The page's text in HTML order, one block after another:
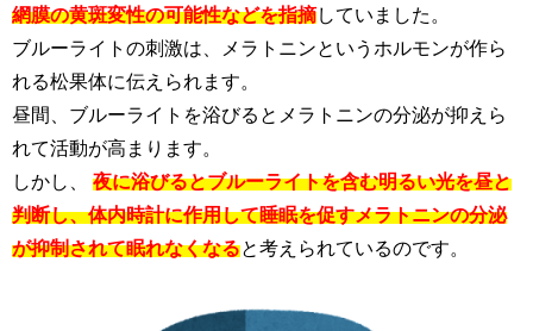
網膜の黄斑変性の可能性などを指摘していました。
ブルーライトの刺激は、メラトニンというホルモンが作ら
れる松果体に伝えられます。
昼間、ブルーライトを浴びるとメラトニンの分泌が抑えら
れて活動が高まります。
しかし、 夜に浴びるとブルーライトを含む明るい光を昼と
判断し、体内時計に作用して睡眠を促すメラトニンの分泌
が抑制されて眠れなくなると考えられているのです。